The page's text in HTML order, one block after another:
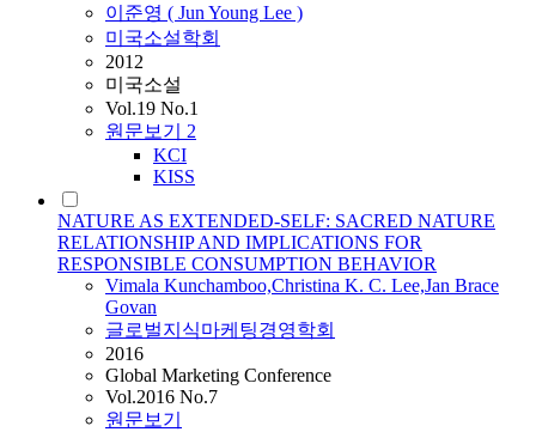
이준영 ( Jun Young Lee )
미국소설학회
2012
미국소설
Vol.19 No.1
원문보기 2
KCI
KISS
NATURE AS EXTENDED-SELF: SACRED NATURE
RELATIONSHIP AND IMPLICATIONS FOR
RESPONSIBLE CONSUMPTION BEHAVIOR
Vimala Kunchamboo,Christina K. C. Lee,Jan Brace
Govan
글로벌지식마케팅경영학회
2016
Global Marketing Conference
Vol.2016 No.7
원문보기